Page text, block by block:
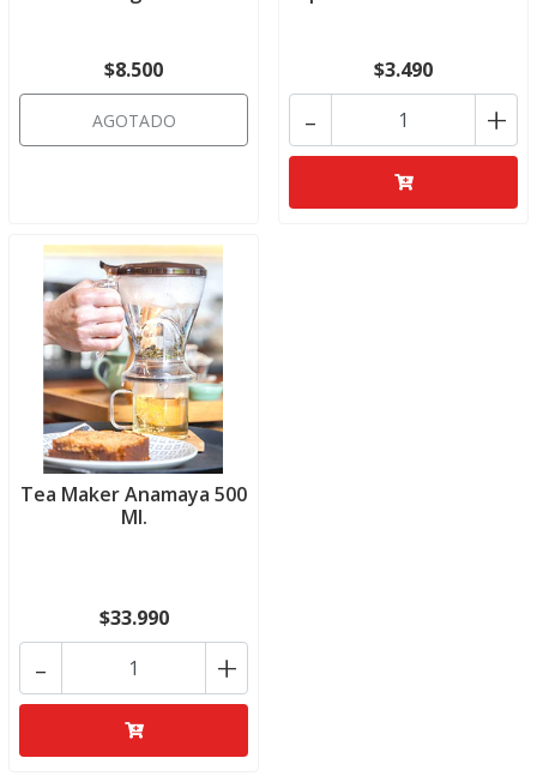
$8.500
AGOTADO
$3.490
+
-
Tea Maker Anamaya 500
Ml.
$33.990
+
-